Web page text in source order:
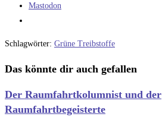
Mastodon
Schlagwörter: Grüne Treibstoffe
Das könnte dir auch gefallen
Der Raumfahrtkolumnist und der
Raumfahrtbegeisterte